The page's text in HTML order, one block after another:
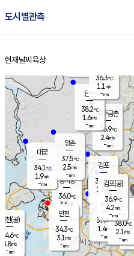
도시별관측
홈
현재날씨 육상
의도
경서동
36.0℃
3.5 m/s
-mm
파주금촌
36.9℃
2.4m/s
-mm
대곶
34.1℃
1.9m/s
-mm
탄현
38.2℃
1.6m/s
-mm
김포
36.8℃
1.3 m/s
mm
-
부천
37.4℃
1.4m/s
-mm
양촌
37.5℃
2.5m/s
-mm
구로
38.0℃
2.1 m/s
-mm
인천(공)
34.6℃
3.8m/s
-mm
김포(공)
36.9℃
4.2m/s
-mm
인천
34.3℃
3.1 m/s
-mm
36.3℃
1.1 m/s
-mm